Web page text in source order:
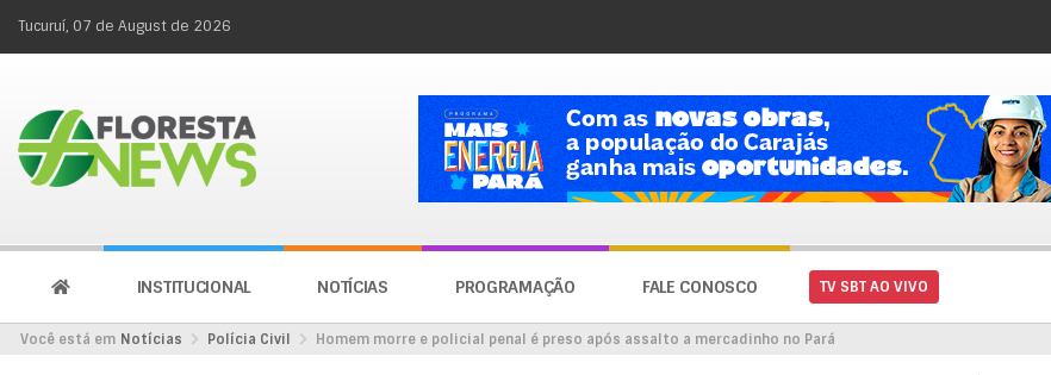
Tucuruí, 07 de August de 2026
INSTITUCIONAL NOTÍCIAS PROGRAMAÇÃO FALE CONOSCO TV SBT AO VIVO
Você está em Notícias Polícia Civil Homem morre e policial penal é preso após assalto a mercadinho no Pará